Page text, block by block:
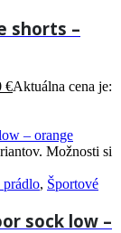
shorts –
€Aktuálna cena je:
Možnosti si
prádlo, Športové
sock low –